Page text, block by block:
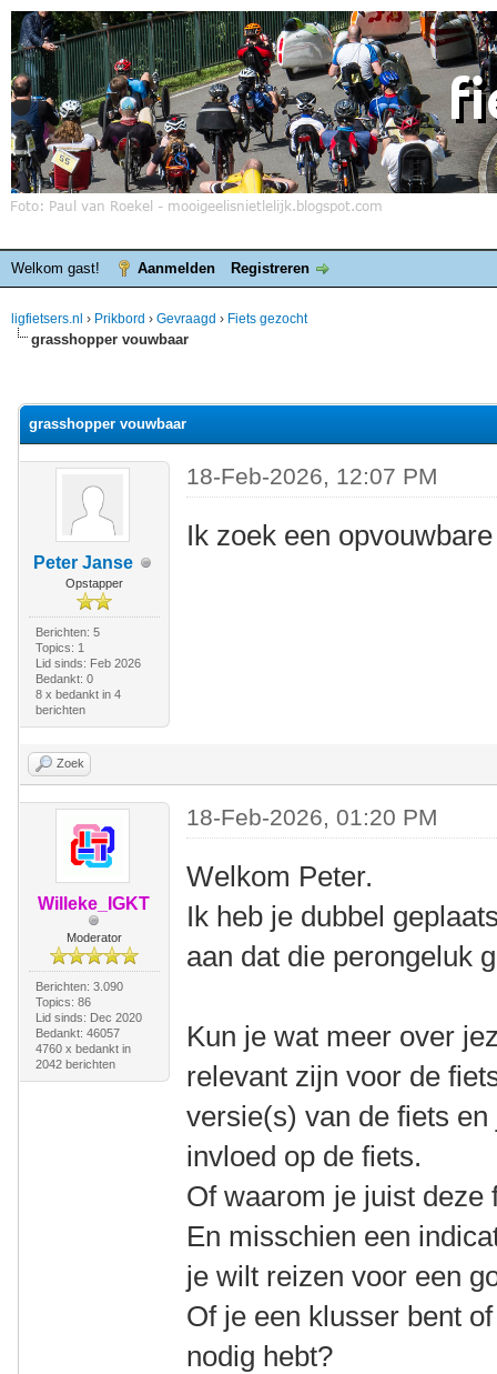
Welkom gast! Aanmelden Registreren
ligfietsers.nl › Prikbord › Gevraagd › Fiets gezocht
grasshopper vouwbaar
grasshopper vouwbaar
Peter Janse
Opstapper
Berichten: 5
Topics: 1
Lid sinds: Feb 2026
Bedankt: 0
8 x bedankt in 4
berichten
18-Feb-2026, 12:07 PM
Ik zoek een
Zoek
Willeke_IGKT
Moderator
Berichten: 3.090
Topics: 86
Lid sinds: Dec 2020
Bedankt: 46057
4760 x bedankt in
2042 berichten
18-Feb-2026, 01:20 PM
Welkom Peter.
Ik heb je dubbel
aan dat die perongeluk
Kun je wat meer over
relevant zijn voor de
versie(s) van de fiets
invloed op de fiets.
Of waarom je juist deze
En misschien een
je wilt reizen voor een
Of je een klusser bent
nodig hebt?